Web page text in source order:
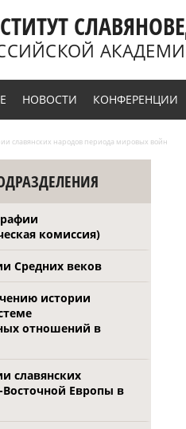
НОВОСТИ КОНФЕРЕНЦИИ
славянских народов периода мировых войн
комиссия)
Средних веков
истории
отношений в
славянских
Европы в